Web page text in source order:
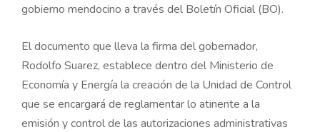
gobierno mendocino a través del Boletín Oficial (BO).
El documento que lleva la firma del gobernador,
Rodolfo Suarez, establece dentro del Ministerio de
Economía y Energía la creación de la Unidad de Control
que se encargará de reglamentar lo atinente a la
emisión y control de las autorizaciones administrativas